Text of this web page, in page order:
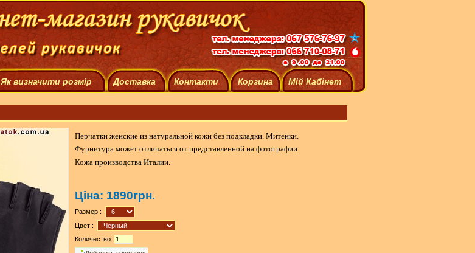
Як визначити розмір Доставка Контакти Корзина Мій Кабінет
Перчатки женские из натуральной кожи без подкладки. Митенки.
Фурнитура может отличаться от представленной на фотографии.
Кожа производства Италии.
Ціна: 1890грн.
Размер :
Цвет :
Количество: